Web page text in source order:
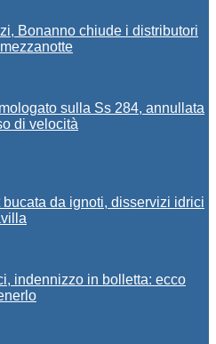
Bonanno chiude i distributori
sulla Ss 284, annullata
di velocità
da ignoti, disservizi idrici
indennizzo in bolletta: ecco